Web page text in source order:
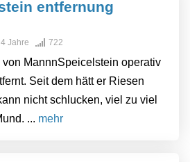
entfernung
Jahre 722
von MannnSpeicelstein operativ
Seit dem hätt er Riesen
nicht schlucken, viel zu viel
... mehr